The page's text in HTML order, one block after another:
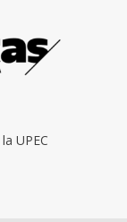
UPEC